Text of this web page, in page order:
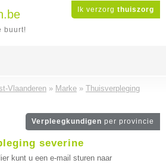
Ik verzorg thuiszorg
buurt!
Vlaanderen » Marke » Thuisverpleging
Verpleegkundigen per provincie
severine
kunt u een e-mail sturen naar